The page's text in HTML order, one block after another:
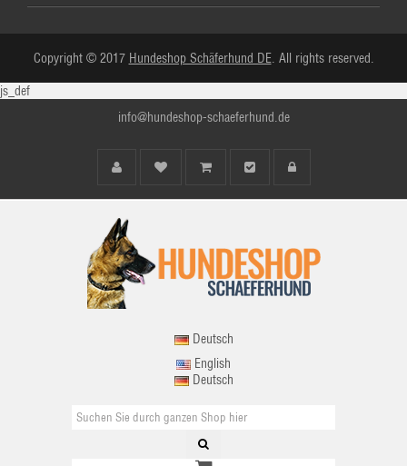
Copyright © 2017 Hundeshop Schäferhund DE. All rights reserved.
js_def
info@hundeshop-schaeferhund.de
Deutsch
English
Deutsch